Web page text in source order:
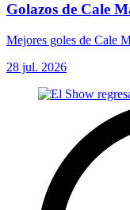
Golazos de Cale
Mejores goles de Cale
28 jul. 2026